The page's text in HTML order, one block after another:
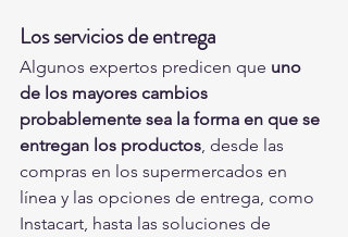
Los servicios de entrega
Algunos expertos predicen que uno
de los mayores cambios
probablemente sea la forma en que se
entregan los productos , desde las
compras en los supermercados en
línea y las opciones de entrega, como
Instacart, hasta las soluciones de